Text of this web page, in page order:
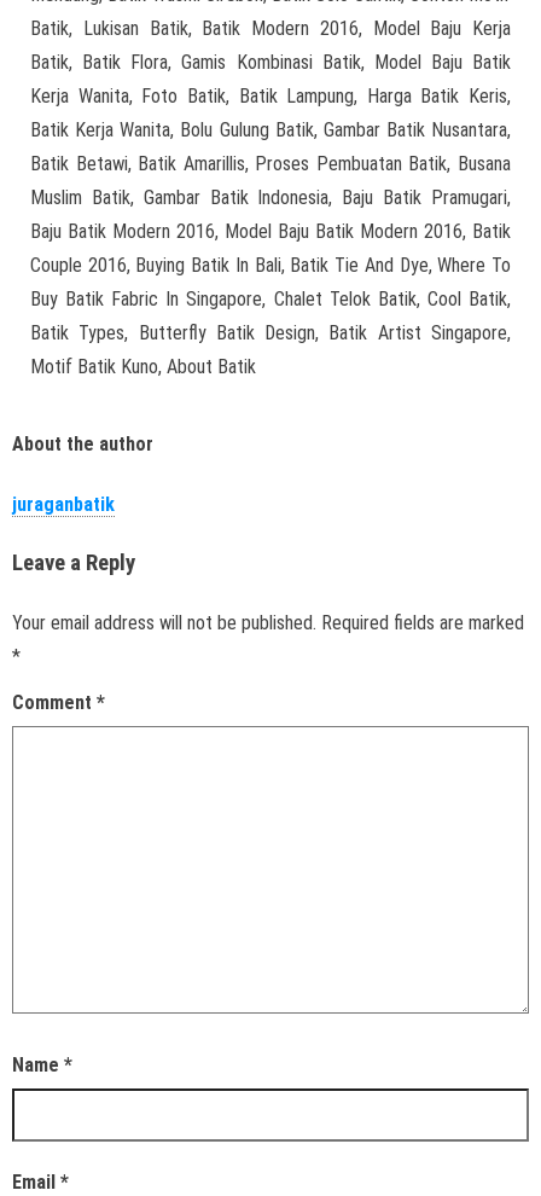
Batik, Lukisan Batik, Batik Modern 2016, Model Baju Kerja
Batik, Batik Flora, Gamis Kombinasi Batik, Model Baju Batik
Kerja Wanita, Foto Batik, Batik Lampung, Harga Batik Keris,
Batik Kerja Wanita, Bolu Gulung Batik, Gambar Batik Nusantara,
Batik Betawi, Batik Amarillis, Proses Pembuatan Batik, Busana
Muslim Batik, Gambar Batik Indonesia, Baju Batik Pramugari,
Baju Batik Modern 2016, Model Baju Batik Modern 2016, Batik
Couple 2016, Buying Batik In Bali, Batik Tie And Dye, Where To
Buy Batik Fabric In Singapore, Chalet Telok Batik, Cool Batik,
Batik Types, Butterfly Batik Design, Batik Artist Singapore,
Motif Batik Kuno, About Batik
About the author
juraganbatik
Leave a Reply
Your email address will not be published. Required fields are marked
*
Comment *
Name *
Email *